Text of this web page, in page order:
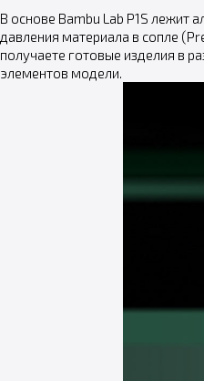
В основе Bambu Lab P1S лежит
давления материала в сопле
получаете готовые изделия в
элементов модели.